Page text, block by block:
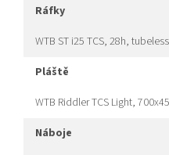
ráfky
WTB ST i25 TCS, 28h,
pláště
WTB Riddler TCS Light,
náboje